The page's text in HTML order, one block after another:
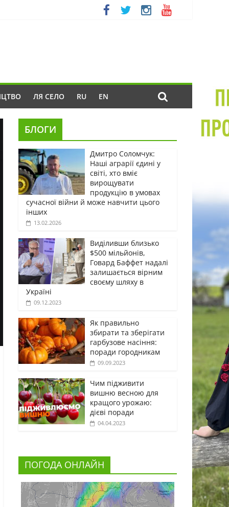
ЛЯ СЕЛО RU EN
БЛОГИ
Дмитро Соломчук:
Наші аграрії єдині у
світі, хто вміє
вирощувати
продукцію в умовах
сучасної війни й може навчити цього
інших
13.02.2026
Виділивши близько
$500 мільйонів,
Говард Баффет надалі
залишається вірним
своєму шляху в
Україні
09.12.2023
Як правильно
збирати та зберігати
гарбузове насіння:
поради городникам
09.09.2023
Чим підживити
вишню весною для
кращого урожаю:
дієві поради
04.04.2023
ПОГОДА ОНЛАЙН